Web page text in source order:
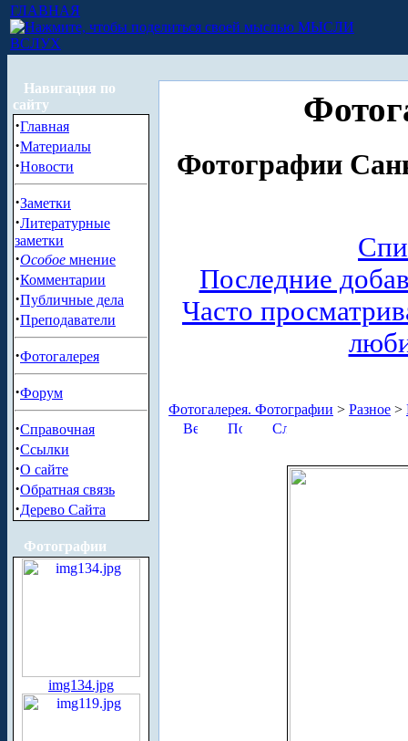
ГЛАВНАЯ
МЫСЛИ
ВСЛУХ
Навигация по
сайту
·Главная
·Материалы
·Новости
·Заметки
·Литературные
заметки
·Особое мнение
·Комментарии
·Публичные дела
·Преподаватели
·Фотогалерея
·Форум
·Справочная
·Ссылки
·О сайте
·Обратная связь
·Дерево Сайта
Фотографии
img134.jpg
Фотографии
Последние
Часто
Фотогалерея. Фотографии > Разное >